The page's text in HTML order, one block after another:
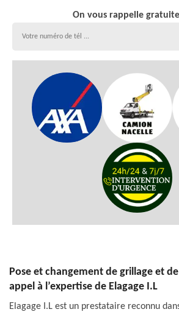
On vous rappelle
Pose et changement de grillage et
appel à l’expertise de Elagage I.L
Elagage I.L est un prestataire reconnu